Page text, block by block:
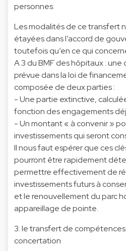
personnes.
Les modalités de ce transfert
étayées dans l’accord de
toutefois qu’en ce qui
A 3 du BMF des hôpitaux :
prévue dans la loi de
composée de deux parties :
- Une partie extinctive,
fonction des engagements
- Un montant « à convenir »
investissements qui seront
Il nous faut espérer que ces
pourront être rapidement
permettre effectivement de
investissements futurs à
et le renouvellement du parc
appareillage de pointe.
3. le transfert de
concertation